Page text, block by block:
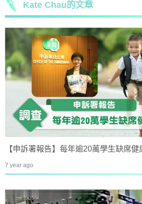
Kate Chau的文章
【申訴署報告】每年逾20萬學生缺席健
7 year ago